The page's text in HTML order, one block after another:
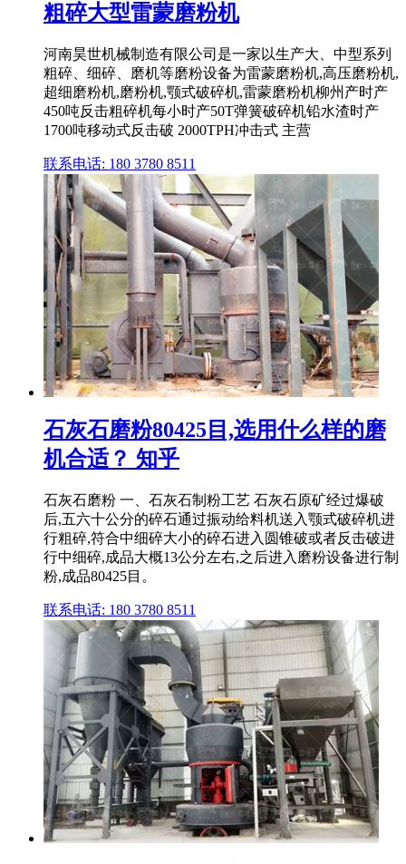
粗碎大型雷蒙磨粉机
河南昊世机械制造有限公司是一家以生产大、中型系列
粗碎、细碎、磨机等磨粉设备为雷蒙磨粉机,高压磨粉机,
超细磨粉机,磨粉机,颚式破碎机,雷蒙磨粉机柳州产时产
450吨反击粗碎机每小时产50T弹簧破碎机铅水渣时产
1700吨移动式反击破 2000TPH冲击式 主营
联系电话: 180 3780 8511
石灰石磨粉80425目,选用什么样的磨
机合适？ 知乎
石灰石磨粉 一、石灰石制粉工艺 石灰石原矿经过爆破
后,五六十公分的碎石通过振动给料机送入颚式破碎机进
行粗碎,符合中细碎大小的碎石进入圆锥破或者反击破进
行中细碎,成品大概13公分左右,之后进入磨粉设备进行制
粉,成品80425目。
联系电话: 180 3780 8511